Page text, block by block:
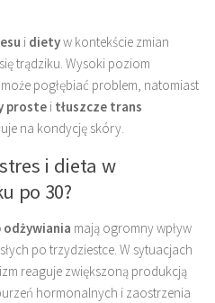
i dietyw kontekście zmian
trądziku. Wysoki poziom
pogłębiać problem, natomiast
proste i tłuszcze trans
na kondycję skóry.
i dieta w
po 30?
odżywiania mają ogromny wpływ
po trzydziestce. W sytuacjach
reaguje zwiększoną produkcją
hormonalnych i zaostrzenia